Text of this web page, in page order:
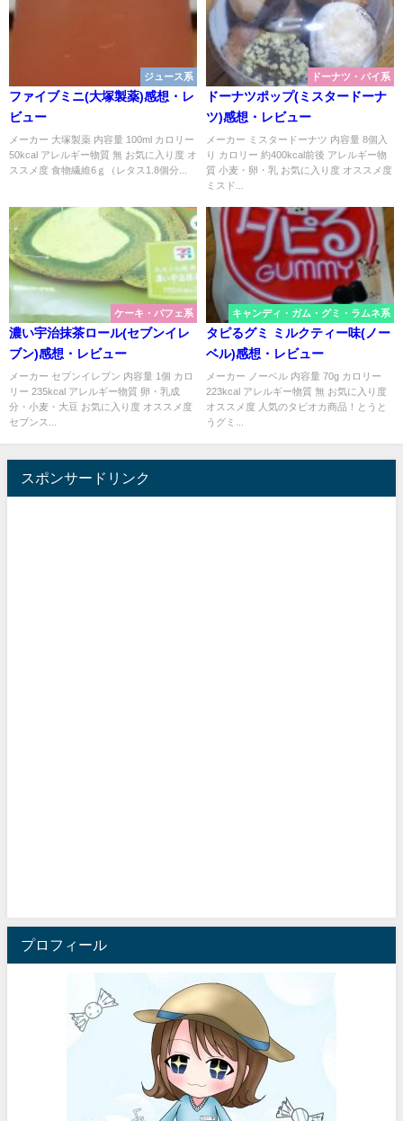
ジュース系
ファイブミニ(大塚製薬)感想・レ
ビュー
メーカー 大塚製薬 内容量 100ml カロリー
50kcal アレルギー物質 無 お気に入り度 オ
ススメ度 食物繊維6ｇ（レタス1.8個分...
ドーナツ・パイ系
ドーナツポップ(ミスタードーナ
ツ)感想・レビュー
メーカー ミスタードーナツ 内容量 8個入
り カロリー 約400kcal前後 アレルギー物
質 小麦・卵・乳 お気に入り度 オススメ度
ミスド...
ケーキ・パフェ系
濃い宇治抹茶ロール(セブンイレ
ブン)感想・レビュー
メーカー セブンイレブン 内容量 1個 カロ
リー 235kcal アレルギー物質 卵・乳成
分・小麦・大豆 お気に入り度 オススメ度
セブンス...
キャンディ・ガム・グミ・ラムネ系
タピるグミ ミルクティー味(ノー
ベル)感想・レビュー
メーカー ノーベル 内容量 70g カロリー
223kcal アレルギー物質 無 お気に入り度
オススメ度 人気のタピオカ商品！とうと
うグミ...
スポンサードリンク
プロフィール